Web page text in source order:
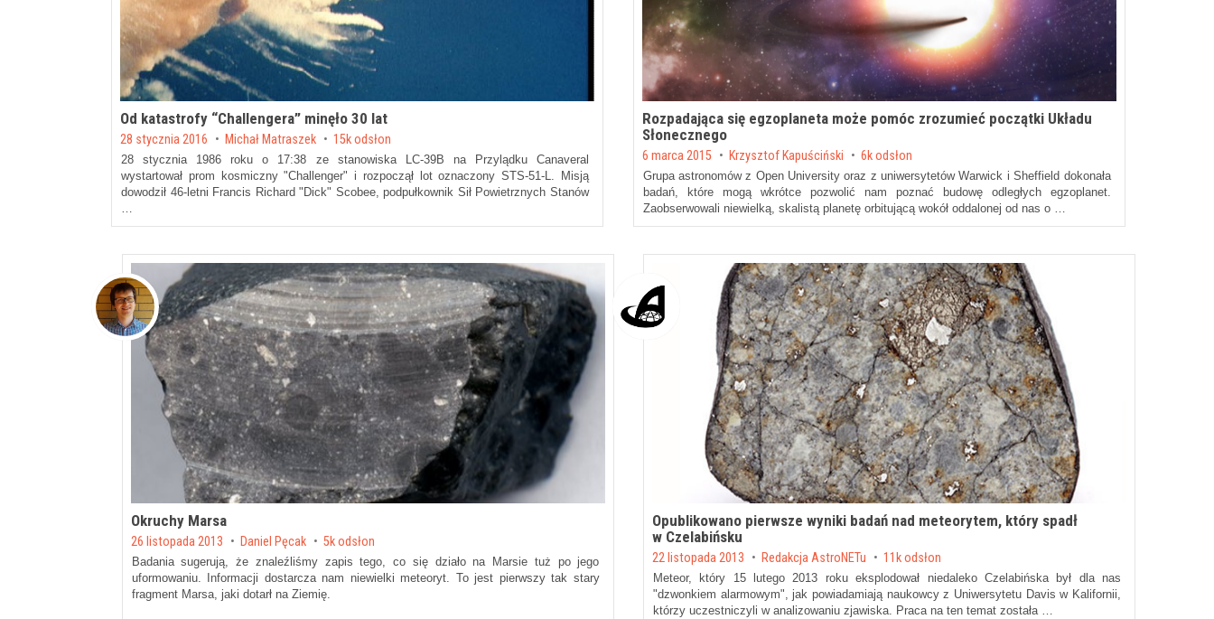
Od katastrofy “Challengera” minęło 30 lat
Posted on
28 stycznia 2016 by Michał Matraszek 15k odsłon
28 stycznia 1986 roku o 17:38 ze stanowiska LC-39B na Przylądku Canaveral
wystartował prom kosmiczny "Challenger" i rozpoczął lot oznaczony STS-51-L. Misją
dowodził 46-letni Francis Richard "Dick" Scobee, podpułkownik Sił Powietrznych Stanów
…
Rozpadająca się egzoplaneta może pomóc zrozumieć początki Układu
Słonecznego
Posted on
6 marca 2015 by Krzysztof Kapuściński 6k odsłon
Grupa astronomów z Open University oraz z uniwersytetów Warwick i Sheffield dokonała
badań, które mogą wkrótce pozwolić nam poznać budowę odległych egzoplanet.
Zaobserwowali niewielką, skalistą planetę orbitującą wokół oddalonej od nas o …
Okruchy Marsa
Posted on
26 listopada 2013 by Daniel Pęcak 5k odsłon
Badania sugerują, że znaleźliśmy zapis tego, co się działo na Marsie tuż po jego
uformowaniu. Informacji dostarcza nam niewielki meteoryt. To jest pierwszy tak stary
fragment Marsa, jaki dotarł na Ziemię.
Opublikowano pierwsze wyniki badań nad meteorytem, który spadł
w Czelabińsku
Posted on
22 listopada 2013 by Redakcja AstroNETu 11k odsłon
Meteor, który 15 lutego 2013 roku eksplodował niedaleko Czelabińska był dla nas
"dzwonkiem alarmowym", jak powiadamiają naukowcy z Uniwersytetu Davis w Kalifornii,
którzy uczestniczyli w analizowaniu zjawiska. Praca na ten temat została …